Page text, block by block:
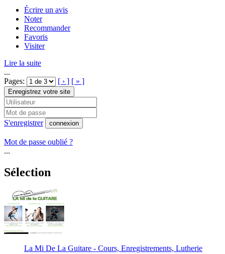
Écrire un avis
Noter
Recommander
Favoris
Visiter
Lire la suite
...
Pages:
[ › ] [ » ]
Enregistrez votre site
S'enregistrer connexion
Mot de passe oublié ?
...
Sélection
La Mi De La Guitare - Cours, Enregistrements, Lutherie